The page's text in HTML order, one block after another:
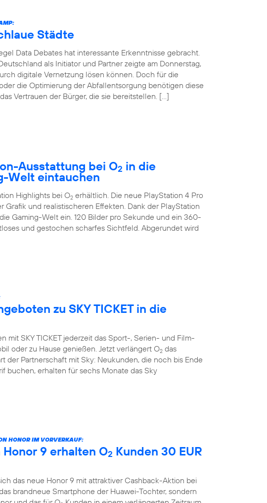
Städte
Data Debates hat interessante Erkenntnisse gebracht.
als Initiator und Partner zeigte am Donnerstag,
digitale Vernetzung lösen können. Doch für die
die Optimierung der Abfallentsorgung benötigen diese
Vertrauen der Bürger, die sie bereitstellen. […]
Ausstattung bei O2 in die
Welt eintauchen
Highlights bei O2 erhältlich. Die neue PlayStation 4 Pro
Grafik und realistischeren Effekten. Dank der PlayStation
Gaming-Welt ein. 120 Bilder pro Sekunde und ein 360-
und gestochen scharfes Sichtfeld. Abgerundet wird
zu SKY TICKET in die
mit SKY TICKET jederzeit das Sport-, Serien- und Film-
oder zu Hause genießen. Jetzt verlängert O2 das
der Partnerschaft mit Sky: Neukunden, die noch bis Ende
buchen, erhalten für sechs Monate das Sky
HONOR IM VORVERKAUF:
9 erhalten O2 Kunden 30 EUR
das neue Honor 9 mit attraktiver Cashback-Aktion bei
brandneue Smartphone der Huawei-Tochter, sondern